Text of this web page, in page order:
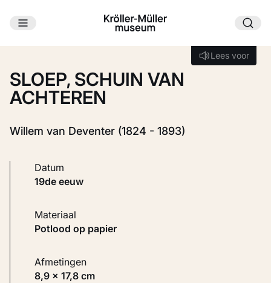
Ga naar hoofdinhoud
Lees voor
Lees voor
SLOEP, SCHUIN VAN
ACHTEREN
Willem van Deventer (1824 - 1893)
Datum
19de eeuw
Materiaal
Potlood op papier
Afmetingen
8,9 × 17,8 cm